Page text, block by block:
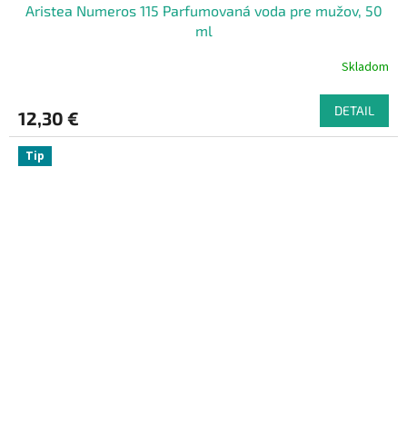
Aristea Numeros 115 Parfumovaná voda pre mužov, 50
ml
Skladom
12,30 € DETAIL
Tip